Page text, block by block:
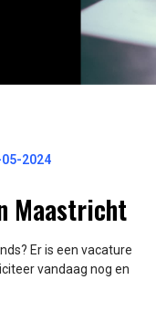
2024
Maastricht
Er is een vacature
vandaag nog en